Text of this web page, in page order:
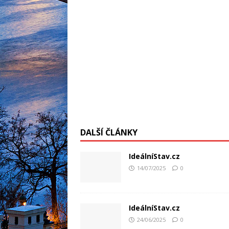
DALŠÍ ČLÁNKY
IdeálníStav.cz
14/07/2025 0
IdeálníStav.cz
24/06/2025 0